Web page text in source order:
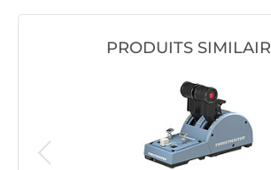
PRODUITS